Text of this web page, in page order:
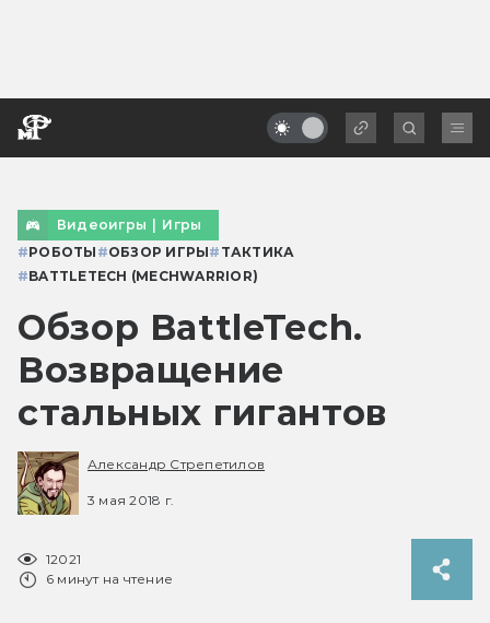
Видеоигры | Игры
#РОБОТЫ #ОБЗОР ИГРЫ# ТАКТИКА
#BATTLETECH (MECHWARRIOR)
Обзор BattleTech.
Возвращение
стальных гигантов
Александр Стрепетилов
3 мая 2018 г.
12021
6 минут на чтение